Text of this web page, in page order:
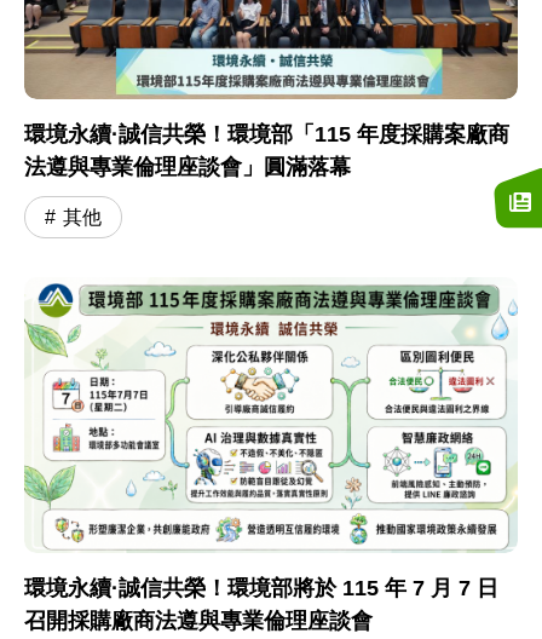
環境永續·誠信共榮！環境部「115 年度採購案廠商
法遵與專業倫理座談會」圓滿落幕
其他
環境永續·誠信共榮！環境部將於 115 年 7 月 7 日
召開採購廠商法遵與專業倫理座談會